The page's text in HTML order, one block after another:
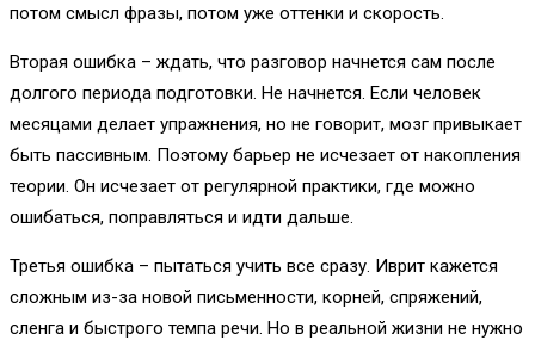
потом смысл фразы, потом уже оттенки и скорость.
Вторая ошибка – ждать, что разговор начнется сам после
долгого периода подготовки. Не начнется. Если человек
месяцами делает упражнения, но не говорит, мозг привыкает
быть пассивным. Поэтому барьер не исчезает от накопления
теории. Он исчезает от регулярной практики, где можно
ошибаться, поправляться и идти дальше.
Третья ошибка – пытаться учить все сразу. Иврит кажется
сложным из-за новой письменности, корней, спряжений,
сленга и быстрого темпа речи. Но в реальной жизни не нужно